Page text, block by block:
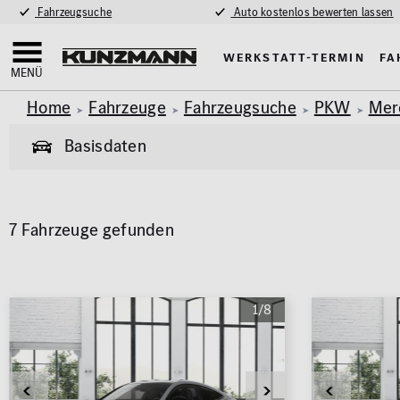
Fahrzeugsuche Auto kostenlos bewerten lassen
MENÜ
Werkstatt-Termin
Home Fahrzeuge Fahrzeugsuche PKW
Basisdaten
MERCEDES-BENZ
Modell
Karosserie
Garantie
AMG Styling
Anhängerkupplung
7 Fahrzeuge gefunden
1/8